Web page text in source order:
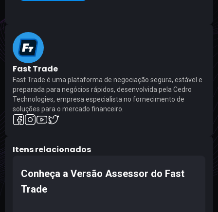
Fast Trade
Fast Trade é uma plataforma de negociação segura, estável e
preparada para negócios rápidos, desenvolvida pela Cedro
Technologies, empresa especialista no fornecimento de
soluções para o mercado financeiro.
Itens relacionados
Conheça a Versão Assessor do Fast
Trade